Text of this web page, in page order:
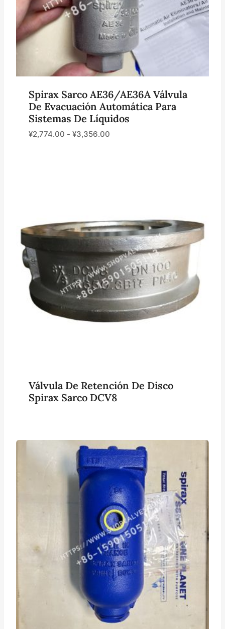
Spirax Sarco AE36/AE36A Válvula
De Evacuación Automática Para
Sistemas De Líquidos
¥2,774.00 - ¥3,356.00
Válvula De Retención De Disco
Spirax Sarco DCV8